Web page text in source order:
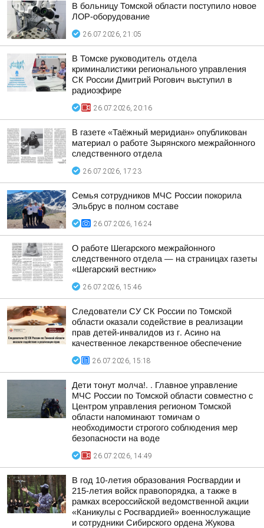
В больницу Томской области поступило новое
ЛОР-оборудование
26.07.2026, 21:05
В Томске руководитель отдела
криминалистики регионального управления
СК России Дмитрий Рогович выступил в
радиоэфире
26.07.2026, 20:16
В газете «Таёжный меридиан» опубликован
материал о работе Зырянского межрайонного
следственного отдела
26.07.2026, 17:23
Семья сотрудников МЧС России покорила
Эльбрус в полном составе
26.07.2026, 16:24
О работе Шегарского межрайонного
следственного отдела — на страницах газеты
«Шегарский вестник»
26.07.2026, 15:46
Следователи СУ СК России по Томской
области оказали содействие в реализации
прав детей-инвалидов из г. Асино на
качественное лекарственное обеспечение
26.07.2026, 15:18
Дети тонут молча!. . Главное управление
МЧС России по Томской области совместно с
Центром управления регионом Томской
области напоминают томичам о
необходимости строгого соблюдения мер
безопасности на воде
26.07.2026, 14:49
В год 10-летия образования Росгвардии и
215-летия войск правопорядка, а также в
рамках всероссийской ведомственной акции
«Каникулы с Росгвардией» военнослужащие
и сотрудники Сибирского ордена Жукова